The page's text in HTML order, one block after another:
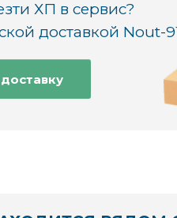
ХП в сервис?
доставкой Nout-